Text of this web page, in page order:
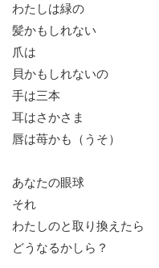
わたしは緑の
髪かもしれない
爪は
貝かもしれないの
手は三本
耳はさかさま
唇は苺かも（うそ）
あなたの眼球
それ
わたしのと取り換えたら
どうなるかしら？